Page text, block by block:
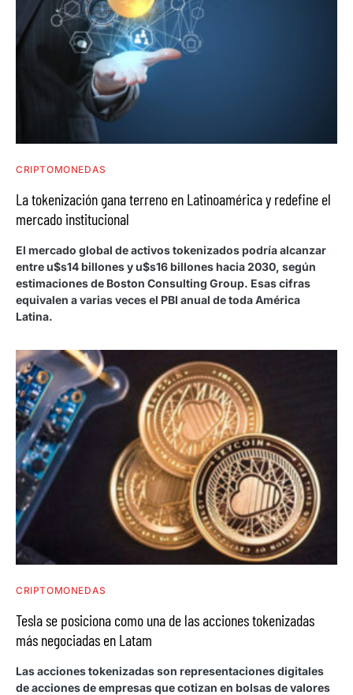
CRIPTOMONEDAS
La tokenización gana terreno en Latinoamérica y redefine el
mercado institucional
El mercado global de activos tokenizados podría alcanzar
entre u$s14 billones y u$s16 billones hacia 2030, según
estimaciones de Boston Consulting Group. Esas cifras
equivalen a varias veces el PBI anual de toda América
Latina.
CRIPTOMONEDAS
Tesla se posiciona como una de las acciones tokenizadas
más negociadas en Latam
Las acciones tokenizadas son representaciones digitales
de acciones de empresas que cotizan en bolsas de valores